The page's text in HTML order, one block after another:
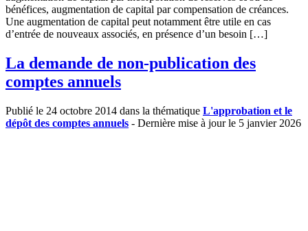
bénéfices, augmentation de capital par compensation de créances.
Une augmentation de capital peut notamment être utile en cas
d’entrée de nouveaux associés, en présence d’un besoin […]
La demande de non-publication des
comptes annuels
Publié le 24 octobre 2014 dans la thématique L'approbation et le
dépôt des comptes annuels - Dernière mise à jour le 5 janvier 2026